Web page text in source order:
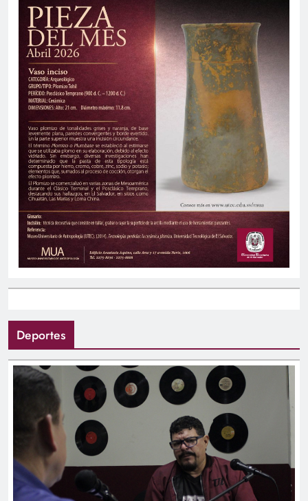
Deportes